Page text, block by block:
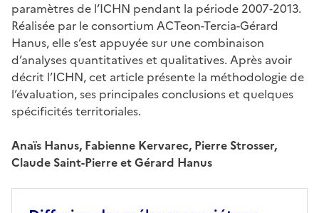
paramètres de l’ICHN pendant la période 2007‑2013.
Réalisée par le consortium ACTeon-Tercia-Gérard
Hanus, elle s’est appuyée sur une combinaison
d’analyses quantitatives et qualitatives. Après avoir
décrit l’ICHN, cet article présente la méthodologie de
l’évaluation, ses principales conclusions et quelques
spécificités territoriales.
Anaïs Hanus, Fabienne Kervarec, Pierre Strosser,
Claude Saint-Pierre et Gérard Hanus